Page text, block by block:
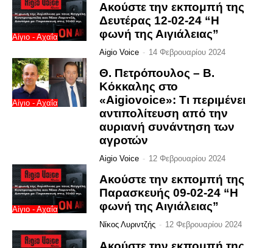
Αίγιο - Αχαΐα
Ακούστε την εκπομπή της
Δευτέρας 12-02-24 “Η
φωνή της Αιγιάλειας”
Aigio Voice - 14 Φεβρουαρίου 2024
Αίγιο - Αχαΐα
Θ. Πετρόπουλος – Β.
Κόκκαλης στο
«Aigiovoice»: Τι περιμένει
αντιπολίτευση από την
αυριανή συνάντηση των
αγροτών
Aigio Voice - 12 Φεβρουαρίου 2024
Αίγιο - Αχαΐα
Ακούστε την εκπομπή της
Παρασκευής 09-02-24 “Η
φωνή της Αιγιάλειας”
Νίκος Λυριντζής - 12 Φεβρουαρίου 2024